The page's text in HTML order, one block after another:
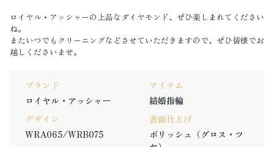
ロイヤル・アッシャーの上品なダイヤモンド、ぜひ楽しまれてください
ね。
またいつでもクリーニングなどさせていただきますので、ぜひ皆様でお
越しくださいませ。
ブランド
ロイヤル・アッシャー
アイテム
結婚指輪
デザイン
WRA065/WRB075
表面仕上げ
ポリッシュ（グロス・ツ